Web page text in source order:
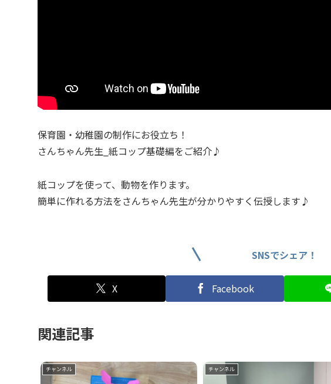
保育園・幼稚園の制作にお役立ち！
さんちゃん先生_紙コップ基礎編をご紹介♪
紙コップを使って、動物を作ります。
簡単に作れる方法をさんちゃん先生が分かりやすく伝授します♪
SNSでシェア！
X Facebook
関連記事
チャンネル チャンネル